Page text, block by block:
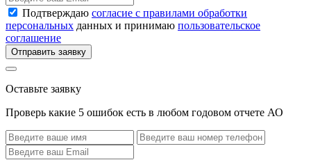
Подтверждаю согласие с правилами обработки
персональных данных и принимаю пользовательское
соглашение
Отправить заявку
Оставьте заявку
Проверь какие 5 ошибок есть в любом годовом отчете АО